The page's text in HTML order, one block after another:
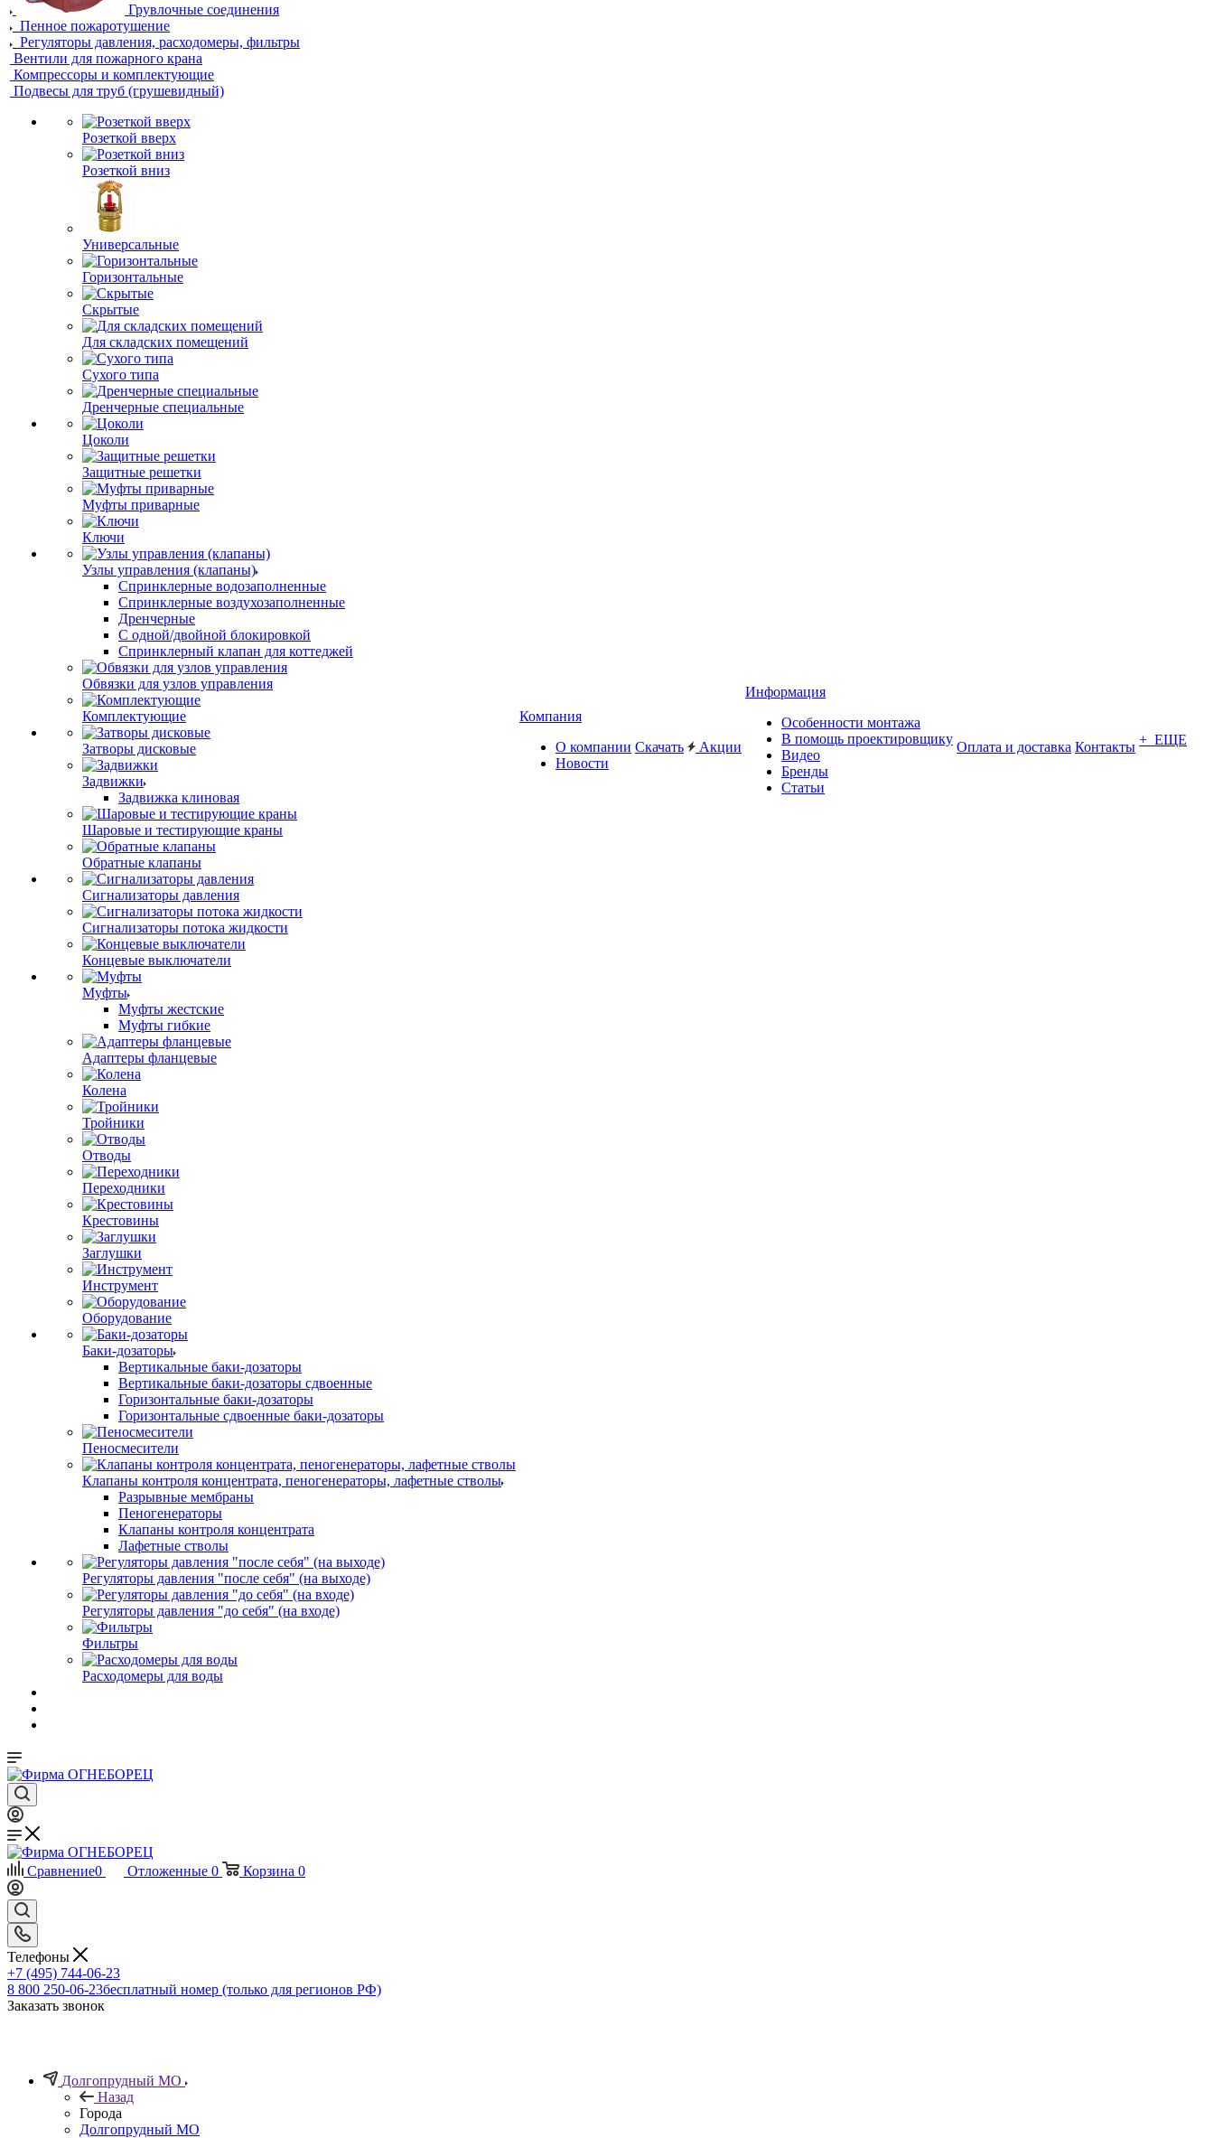
Грувлочные соединения
Пенное пожаротушение
Регуляторы давления, расходомеры, фильтры
Вентили для пожарного крана
Компрессоры и комплектующие
Подвесы для труб (грушевидный)
Розеткой вверх
Розеткой вниз
Универсальные
Горизонтальные
Скрытые
Для складских помещений
Сухого типа
Дренчерные специальные
Цоколи
Защитные решетки
Муфты приварные
Ключи
Узлы управления (клапаны)
Спринклерные водозаполненные
Спринклерные воздухозаполненные
Дренчерные
С одной/двойной блокировкой
Спринклерный клапан для коттеджей
Обвязки для узлов управления
Комплектующие
Затворы дисковые
Задвижки
Задвижка клиновая
Шаровые и тестирующие краны
Обратные клапаны
Сигнализаторы давления
Сигнализаторы потока жидкости
Концевые выключатели
Муфты
Муфты жестские
Муфты гибкие
Адаптеры фланцевые
Колена
Тройники
Отводы
Переходники
Крестовины
Заглушки
Инструмент
Оборудование
Баки-дозаторы
Вертикальные баки-дозаторы
Вертикальные баки-дозаторы сдвоенные
Горизонтальные баки-дозаторы
Горизонтальные сдвоенные баки-дозаторы
Пеносмесители
Клапаны контроля концентрата, пеногенераторы, лафетные стволы
Разрывные мембраны
Пеногенераторы
Клапаны контроля концентрата
Лафетные стволы
Регуляторы давления "после себя" (на выходе)
Регуляторы давления "до себя" (на входе)
Фильтры
Расходомеры для воды
Компания
О компании
Новости
Скачать Акции
Информация
Особенности монтажа
В помощь проектировщику
Видео
Бренды
Статьи
Оплата и доставка Контакты + ЕЩЕ
Сравнение0 Отложенные 0 Корзина 0
Телефоны
+7 (495) 744-06-23
8 800 250-06-23бесплатный номер (только для регионов РФ)
Заказать звонок
Долгопрудный МО
Назад
Города
Долгопрудный МО